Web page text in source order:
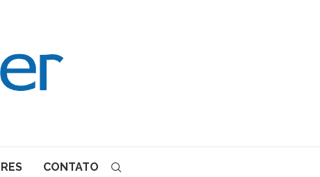
CONTATO